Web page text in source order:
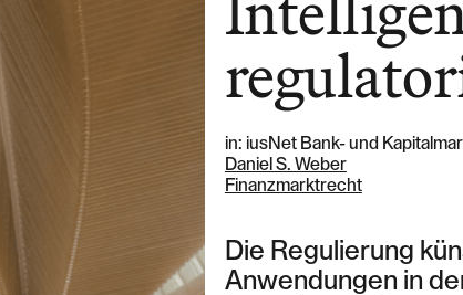
Contact Zurich
Löwenstrasse 1
8001 Zurich
M: zh@barandun-law.ch
Contact Zoug
in: iusNet Bank- und
Daniel S. Weber
Finanzmarktrecht
Die Regulierung
Anwendungen in